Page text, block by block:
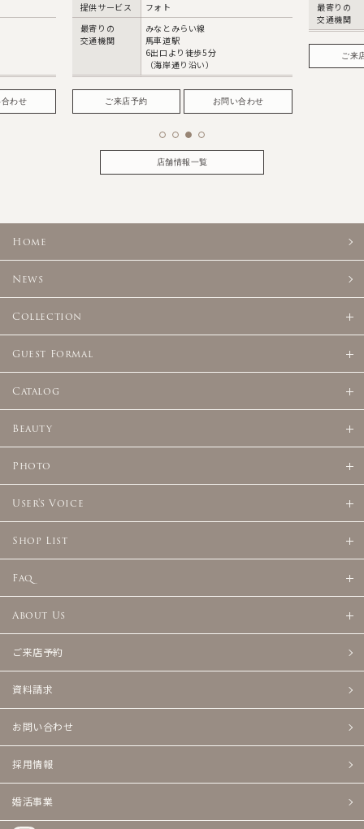
わせ
提供サービス
フォト
最寄りの
交通機関
みなとみらい線
馬車道駅
6出口より徒歩5分
（海岸通り沿い）
ご来店予約 お問い合わせ
最寄りの
交通機関
ご来
店舗情報一覧
Home
News
Collection
Guest Formal
Catalog
Beauty
Photo
User's Voice
Shop List
Faq
About Us
ご来店予約
資料請求
お問い合わせ
採用情報
婚活事業